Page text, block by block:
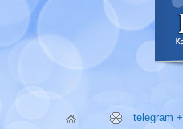
telegram